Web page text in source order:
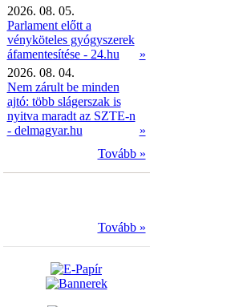
2026. 08. 05.
Parlament előtt a
vényköteles gyógyszerek
áfamentesítése - 24.hu
»
2026. 08. 04.
Nem zárult be minden
ajtó: több slágerszak is
nyitva maradt az SZTE-n
- delmagyar.hu
»
Tovább »
Tovább »